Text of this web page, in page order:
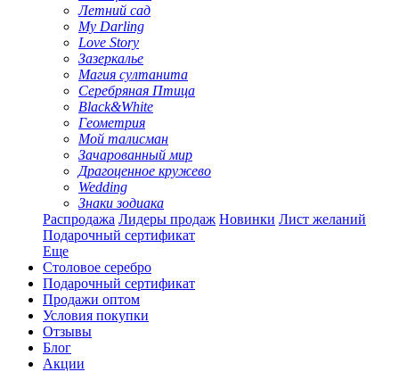
Летний сад
My Darling
Love Story
Зазеркалье
Магия султанита
Серебряная Птица
Black&White
Геометрия
Мой талисман
Зачарованный мир
Драгоценное кружево
Wedding
Знаки зодиака
Распродажа Лидеры продаж Новинки Лист желаний
Подарочный сертификат
Еще
Столовое серебро
Подарочный сертификат
Продажи оптом
Условия покупки
Отзывы
Блог
Акции